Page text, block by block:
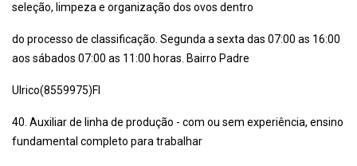
seleção, limpeza e organização dos ovos dentro
do processo de classificação. Segunda a sexta das 07:00 as 16:00
aos sábados 07:00 as 11:00 horas. Bairro Padre
Ulrico(8559975)Fl
40. Auxiliar de linha de produção - com ou sem experiência, ensino
fundamental completo para trabalhar